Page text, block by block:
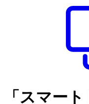
「スマー